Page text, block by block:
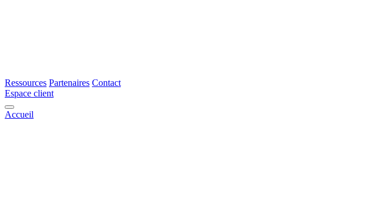
Ressources Partenaires Contact
Espace client
Accueil